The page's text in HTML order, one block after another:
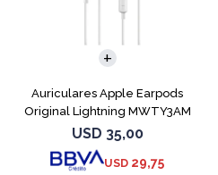
Auriculares Apple Earpods
Original Lightning MWTY3AM
USD 35,00
USD 29,75